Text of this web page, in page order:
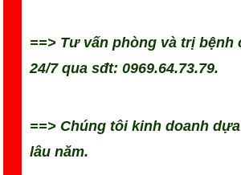
==> Tư vấn phòng và trị bệnh
24/7 qua sđt: 0969.64.73.79.
==> Chúng tôi kinh doanh
lâu năm.